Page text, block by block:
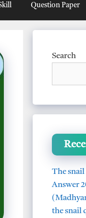
Question Paper
Search
The
Answer
the snail